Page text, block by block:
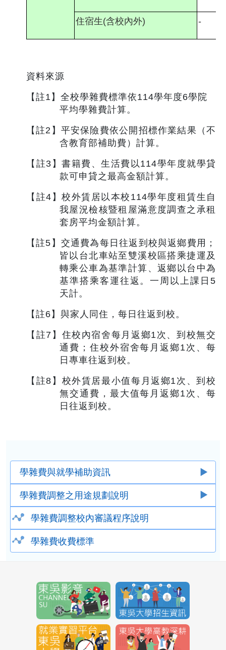
學雜費與就學補助資訊
學雜費調整之用途規劃說明
學雜費調整校內審議程序說明
學雜費收費標準
住宿生(含校內外) -
資料來源
【註1 】全校學雜費標準依114學年度6學院
平均學雜費計算。
【註2 】平安保險費依公開招標作業結果（不
含教育部補助費）計算。
【註3 】書籍費、生活費以114學年度就學貸
款可申貸之最高金額計算。
【註4 】校外賃居以本校 114學年度租賃生自
我屋況檢核暨租屋滿意度調查之承租
套房平均金額計算。
【註5 】交通費為每日往返到校與返鄉費用；
皆以台北車站至雙溪校區搭乘捷運及
轉乘公車為基準計算、返鄉以台中為
基準搭乘客運往返。一周以上課日 5
天計。
【註6 】與家人同住，每日往返到校。
【註7 】住校內宿舍每月返鄉1次、到校無交
通費；住校外宿舍每月返鄉1次、每
日專車往返到校。
【註8 】校外賃居最小值每月返鄉1次、到校
無交通費，最大值每月返鄉1次、每
日往返到校。